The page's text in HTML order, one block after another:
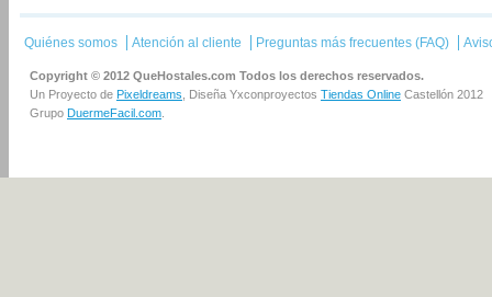
Quiénes somos Atención al cliente Preguntas más frecuentes (FAQ)
Copyright © 2012 QueHostales.com Todos los derechos reservados.
Un Proyecto de Pixeldreams , Diseña Yxconproyectos Tiendas Online Castellón 2012
Grupo DuermeFacil.com